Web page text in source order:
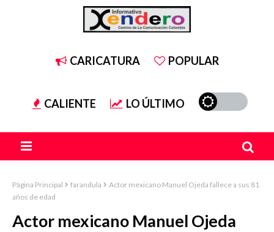
CARICATURA POPULAR
CALIENTE LO ÚLTIMO
Página Principal farandula
Actor mexicano Manuel Ojeda fallece a sus 81
años de edad
Actor mexicano Manuel Ojeda